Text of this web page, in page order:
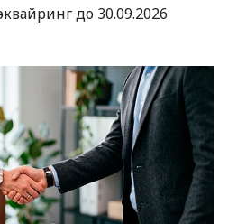
до 30.09.2026